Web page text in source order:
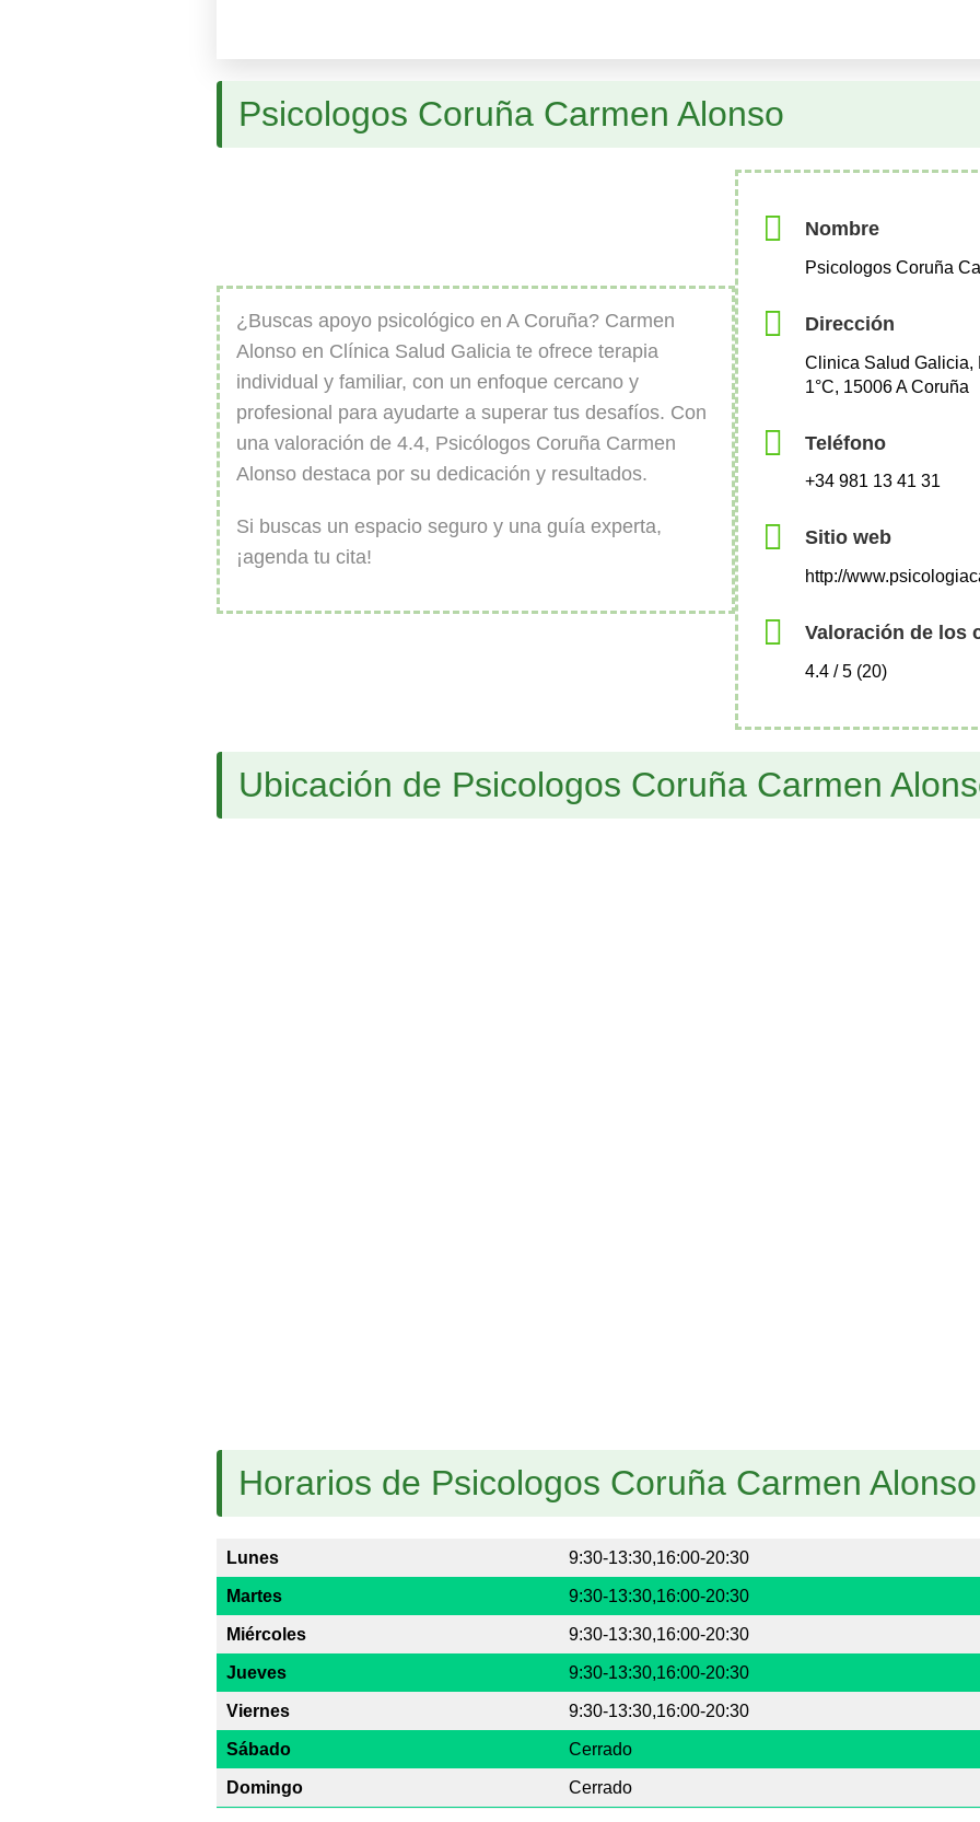
Psicologos Coruña Carmen Alonso
¿Buscas apoyo psicológico en A Coruña? Carmen
Alonso en Clínica Salud Galicia te ofrece terapia
individual y familiar, con un enfoque cercano y
profesional para ayudarte a superar tus desafíos. Con
una valoración de 4.4, Psicólogos Coruña Carmen
Alonso destaca por su dedicación y resultados.
Si buscas un espacio seguro y una guía experta,
¡agenda tu cita!
Nombre
Psicologos Coruña
Dirección
Clinica Salud Galicia,
1°C, 15006 A Coruña
Teléfono
+34 981 13 41 31
Sitio web
http://
Valoración de los
4.4 / 5 (20)
Ubicación de Psicologos Coruña Carmen
Horarios de Psicologos Coruña Carmen Alonso
Lunes 9:30-13:30,16:00-20:30
Martes 9:30-13:30,16:00-20:30
Miércoles 9:30-13:30,16:00-20:30
Jueves 9:30-13:30,16:00-20:30
Viernes 9:30-13:30,16:00-20:30
Sábado Cerrado
Domingo Cerrado